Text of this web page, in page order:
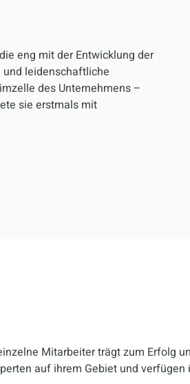
eng mit der Entwicklung der
leidenschaftliche
des Unternehmens –
sie erstmals mit
Mitarbeiter trägt zum Erfolg
auf ihrem Gebiet und verfügen